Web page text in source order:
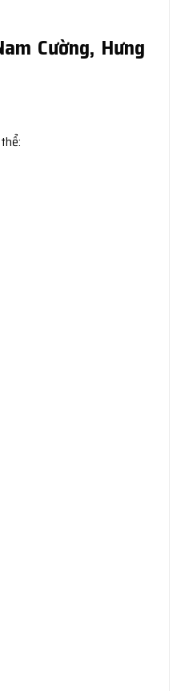
Cường, Hưng